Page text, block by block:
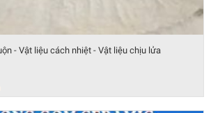
- Vật liệu cách nhiệt - Vật liệu chịu lửa